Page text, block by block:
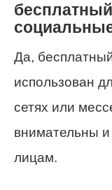
Да,
использован
сетях или
внимательны и
лицам.